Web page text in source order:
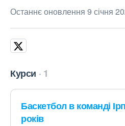
Останнє оновлення 9 січня
Курси 1
Баскетбол в команді
років